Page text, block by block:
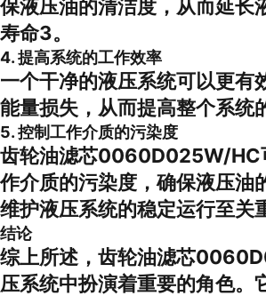
保液压油的清洁度，从而延长
寿命3。
4. 提高系统的工作效率
一个干净的液压系统可以更有
能量损失，从而提高整个系统
5. 控制工作介质的污染度
齿轮油滤芯0060D025W/HC
作介质的污染度，确保液压油
维护液压系统的稳定运行至关
结论
综上所述，齿轮油滤芯
压系统中扮演着重要的角色。